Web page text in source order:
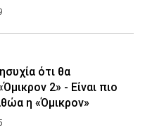
ότι θα
2» - Είναι πιο
η «Όμικρον»